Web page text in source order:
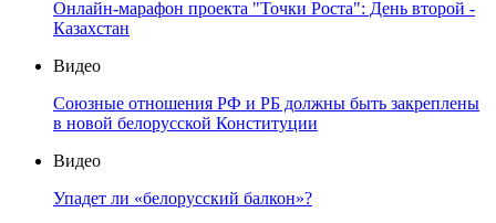
Онлайн-марафон проекта "Точки Роста": День второй -
Казахстан
Видео
Союзные отношения РФ и РБ должны быть закреплены
в новой белорусской Конституции
Видео
Упадет ли «белорусский балкон»?